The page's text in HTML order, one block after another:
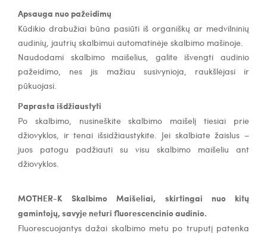
Apsauga nuo pažeidimų
Kūdikio drabužiai būna pasiūti iš organiškų ar medvilninių
audinių, jautrių skalbimui automatinėje skalbimo mašinoje.
Naudodami skalbimo maišelius, galite išvengti audinio
pažeidimo, nes jis mažiau susivynioja, raukšlėjasi ir
pūkuojasi.
Paprasta išdžiaustyti
Po skalbimo, nusineškite skalbimo maišelį tiesiai prie
džiovyklos, ir tenai išsidžiaustykite. Jei skalbiate žaislus –
juos patogu padžiauti su visu skalbimo maišeliu ant
džiovyklos.
MOTHER-K Skalbimo Maišeliai, skirtingai nuo kitų
gamintojų,savyje neturi fluorescencinio audinio.
Fluorescuojantys dažai skalbimo metu po truputį patenka